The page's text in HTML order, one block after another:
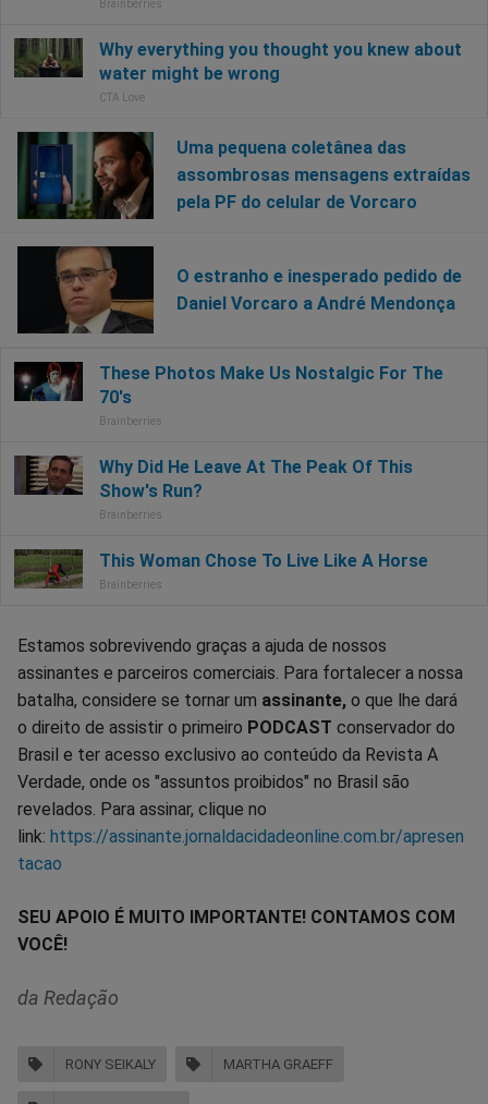
Uma pequena coletânea das
assombrosas mensagens extraídas
pela PF do celular de Vorcaro
O estranho e inesperado pedido de
Daniel Vorcaro a André Mendonça
Estamos sobrevivendo graças a ajuda de nossos
assinantes e parceiros comerciais. Para fortalecer a nossa
batalha, considere se tornar um assinante, o que lhe dará
o direito de assistir o primeiro PODCAST conservador do
Brasil e ter acesso exclusivo ao conteúdo da Revista A
Verdade, onde os "assuntos proibidos" no Brasil são
revelados. Para assinar, clique no
link: https://assinante.jornaldacidadeonline.com.br/apresen
tacao
SEU APOIO É MUITO IMPORTANTE! CONTAMOS COM
VOCÊ!
da Redação
RONY SEIKALY MARTHA GRAEFF